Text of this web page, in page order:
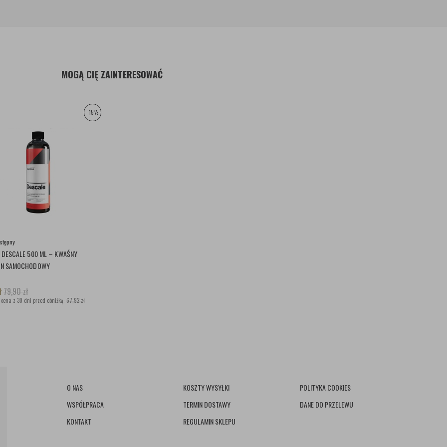
MOGĄ CIĘ ZAINTERESOWAĆ
-15%
DESCALE 500 ML – KWAŚNY
SAMOCHODOWY
79,90zł
z 30 dni przed obniżką: 67,92 zł
O NAS
WSPÓŁPRACA
KONTAKT
KOSZTY WYSYŁKI
TERMIN DOSTAWY
REGULAMIN SKLEPU
POLITYKA COOKIES
DANE DO PRZELEWU